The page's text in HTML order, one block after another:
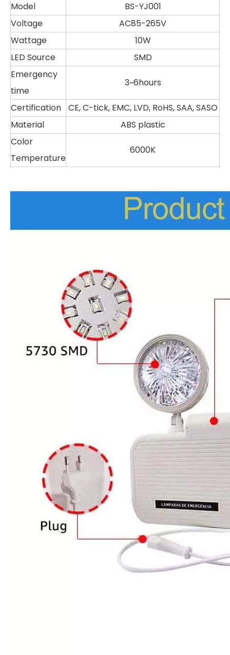
Model
BS-YJ001
Voltage
AC85-265V
Wattage
10W
LED Source
SMD
Emergency
time
3~6hours
Certification
CE, C-tick, EMC, LVD, RoHS, SAA, SASO
Material
ABS plastic
Color
Temperature
6000K